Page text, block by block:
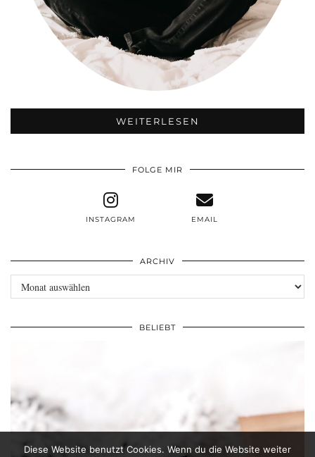
WEITERLESEN
FOLGE MIR
INSTAGRAM EMAIL
ARCHIV
Archiv
BELIEBT
Diese Website benutzt Cookies. Wenn du die Website weiter